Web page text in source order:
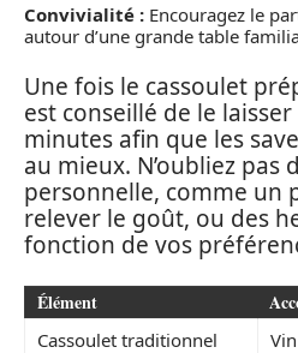
Convivialité : Encouragez le
autour d’une grande table
Une fois le cassoulet
est conseillé de le
minutes afin que les
au mieux. N’oubliez pas
personnelle, comme un
relever le goût, ou des
fonction de vos
Élément
Cassoulet traditionnel